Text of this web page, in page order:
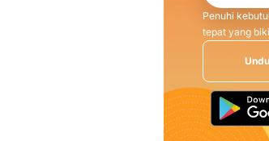
Penuhi
tepat yang